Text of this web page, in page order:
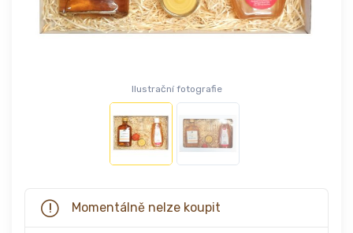
Ilustrační fotografie
Momentálně nelze koupit